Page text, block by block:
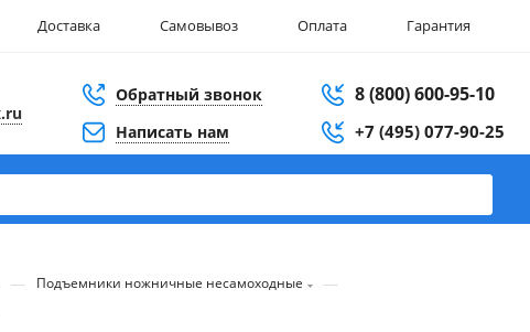
Доставка Самовывоз Оплата Гарантия
Обратный звонок
Написать нам
8 (800) 600-95-10
+7 (495) 077-90-25
— Подъемники ножничные несамоходные —